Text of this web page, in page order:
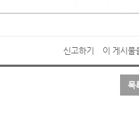
신고하기 이 게시물
목